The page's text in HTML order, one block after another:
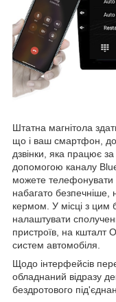
Штатна магнітола
що і ваш смартфон, до
дзвінки, яка працює
допомогою каналу
можете
набагато безпечніше,
кермом. У місці з цим
налаштувати
пристроїв, на кшталт
систем автомобіля.
Щодо інтерфейсів
обладнаний відразу
бездротового